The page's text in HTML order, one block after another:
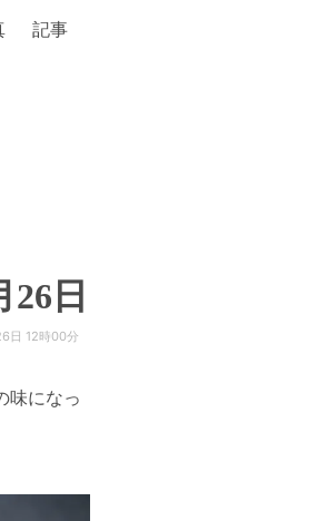
記事
日
日 12時00分
味になっ